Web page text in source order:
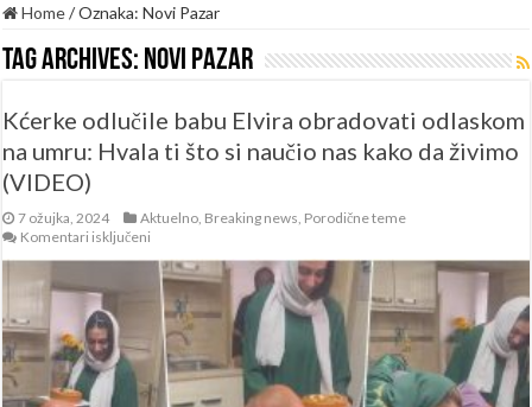
Home/Oznaka:Novi Pazar
Tag Archives: Novi Pazar
Kćerke odlučile babu Elvira obradovati odlaskom
na umru: Hvala ti što si naučio nas kako da živimo
(VIDEO)
7 ožujka, 2024 Aktuelno Breaking news Porodične teme
Komentari isključeni
odlučile
babu
Elvira
obradovati
odlaskom
na
umru:
Hvala